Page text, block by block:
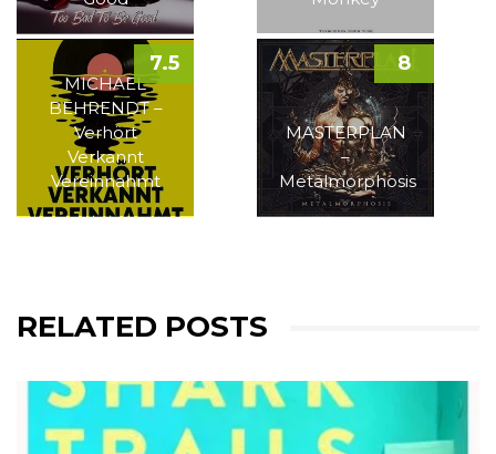
MICHAEL
BEHRENDT –
Verhört
Verkannt
Vereinnahmt
7.5
MASTERPLAN
–
Metalmorphosis
8
RELATED POSTS